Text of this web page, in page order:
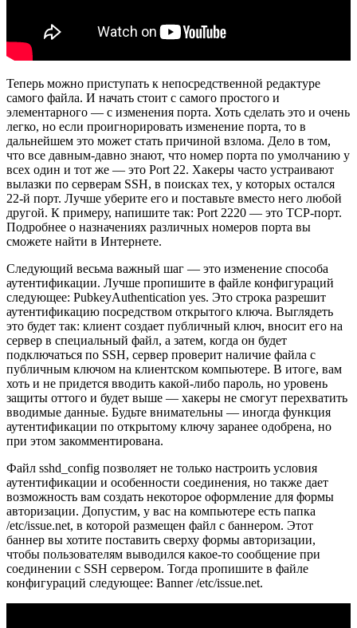
Теперь можно приступать к непосредственной редактуре
самого файла. И начать стоит с самого простого и
элементарного — с изменения порта. Хоть сделать это и очень
легко, но если проигнорировать изменение порта, то в
дальнейшем это может стать причиной взлома. Дело в том,
что все давным-давно знают, что номер порта по умолчанию у
всех один и тот же — это Port 22. Хакеры часто устраивают
вылазки по серверам SSH, в поисках тех, у которых остался
22-й порт. Лучше уберите его и поставьте вместо него любой
другой. К примеру, напишите так: Port 2220 — это TCP-порт.
Подробнее о назначениях различных номеров порта вы
сможете найти в Интернете.
Следующий весьма важный шаг — это изменение способа
аутентификации. Лучше пропишите в файле конфигураций
следующее: PubkeyAuthentication yes. Это строка разрешит
аутентификацию посредством открытого ключа. Выглядеть
это будет так: клиент создает публичный ключ, вносит его на
сервер в специальный файл, а затем, когда он будет
подключаться по SSH, сервер проверит наличие файла с
публичным ключом на клиентском компьютере. В итоге, вам
хоть и не придется вводить какой-либо пароль, но уровень
защиты оттого и будет выше — хакеры не смогут перехватить
вводимые данные. Будьте внимательны — иногда функция
аутентификации по открытому ключу заранее одобрена, но
при этом закомментирована.
Файл sshd_config позволяет не только настроить условия
аутентификации и особенности соединения, но также дает
возможность вам создать некоторое оформление для формы
авторизации. Допустим, у вас на компьютере есть папка
/etc/issue.net, в которой размещен файл с баннером. Этот
баннер вы хотите поставить сверху формы авторизации,
чтобы пользователям выводился какое-то сообщение при
соединении с SSH сервером. Тогда пропишите в файле
конфигураций следующее: Banner /etc/issue.net.